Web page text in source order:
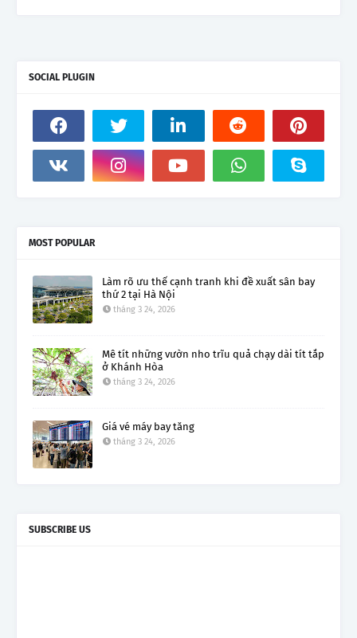
SOCIAL PLUGIN
MOST POPULAR
Làm rõ ưu thế cạnh tranh khi đề xuất sân bay
thứ 2 tại Hà Nội
tháng 3 24, 2026
Mê tít những vườn nho trĩu quả chạy dài tít tắp
ở Khánh Hòa
tháng 3 24, 2026
Giá vé máy bay tăng
tháng 3 24, 2026
SUBSCRIBE US